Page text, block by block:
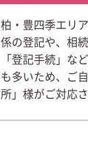
柏・豊四季エリ
係の登記や、相
「登記手続」な
も多いため、ご
所」様がご対応